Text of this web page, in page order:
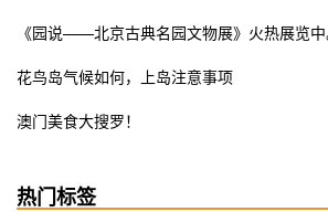
花鸟岛气候如何，上岛注意事项
澳门美食大搜罗！
热门标签